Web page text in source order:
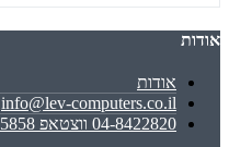
אודות
אודות
info@lev-computers.co.il
04-8422820 ווצטאפ 050-6875858